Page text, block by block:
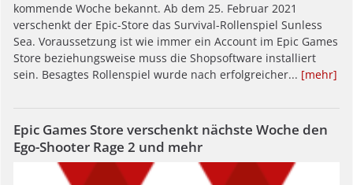
kommende Woche bekannt. Ab dem 25. Februar 2021
verschenkt der Epic-Store das Survival-Rollenspiel Sunless
Sea. Voraussetzung ist wie immer ein Account im Epic Games
Store beziehungsweise muss die Shopsoftware installiert
sein. Besagtes Rollenspiel wurde nach erfolgreicher... [mehr]
Epic Games Store verschenkt nächste Woche den
Ego-Shooter Rage 2 und mehr